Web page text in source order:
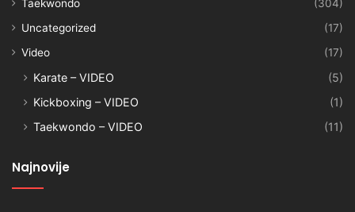
Taekwondo
(304)
Uncategorized
(17)
Video
(17)
Karate – VIDEO
(5)
Kickboxing – VIDEO
(1)
Taekwondo – VIDEO
(11)
Najnovije